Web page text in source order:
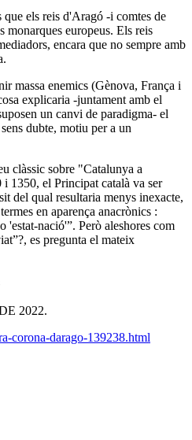
els reis d'Aragó -i comtes de
monarques europeus. Els reis
encara que no sempre amb
massa enemics (Gènova, França i
explicaria -juntament amb el
un canvi de paradigma- el
dubte, motiu per a un
clàssic sobre "Catalunya a
1350, el Principat català va ser
del qual resultaria menys inexacte,
en aparença anacrònics :
nació'”. Però aleshores com
es pregunta el mateix
2022.
corona-darago-139238.html